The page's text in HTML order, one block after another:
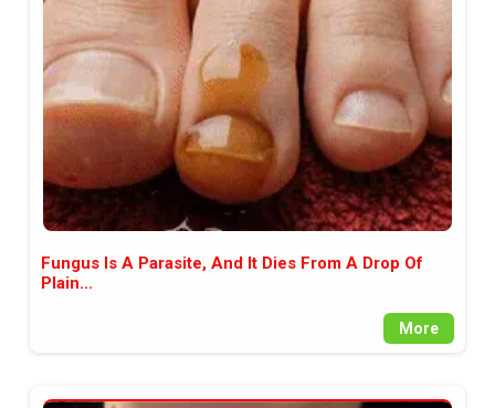
аудитория, затова държим на
прозрачност и коректност от
наша страна. Поднасяме ви
новините такива, каквито са. В
пълния си потенциал.
Fungus Is A Parasite, And It Dies From A Drop Of
Plain...
More